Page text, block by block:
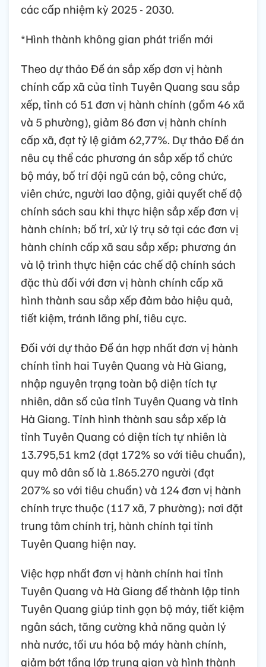
các cấp nhiệm kỳ 2025 - 2030.
*Hình thành không gian phát triển mới
Theo dự thảo Đề án sắp xếp đơn vị hành
chính cấp xã của tỉnh Tuyên Quang sau sắp
xếp, tỉnh có 51 đơn vị hành chính (gồm 46 xã
và 5 phường), giảm 86 đơn vị hành chính
cấp xã, đạt tỷ lệ giảm 62,77%. Dự thảo Đề án
nêu cụ thể các phương án sắp xếp tổ chức
bộ máy, bố trí đội ngũ cán bộ, công chức,
viên chức, người lao động, giải quyết chế độ
chính sách sau khi thực hiện sắp xếp đơn vị
hành chính; bố trí, xử lý trụ sở tại các đơn vị
hành chính cấp xã sau sắp xếp; phương án
và lộ trình thực hiện các chế độ chính sách
đặc thù đối với đơn vị hành chính cấp xã
hình thành sau sắp xếp đảm bảo hiệu quả,
tiết kiệm, tránh lãng phí, tiêu cực.
Đối với dự thảo Đề án hợp nhất đơn vị hành
chính tỉnh hai Tuyên Quang và Hà Giang,
nhập nguyên trạng toàn bộ diện tích tự
nhiên, dân số của tỉnh Tuyên Quang và tỉnh
Hà Giang. Tỉnh hình thành sau sắp xếp là
tỉnh Tuyên Quang có diện tích tự nhiên là
13.795,51 km2 (đạt 172% so với tiêu chuẩn),
quy mô dân số là 1.865.270 người (đạt
207% so với tiêu chuẩn) và 124 đơn vị hành
chính trực thuộc (117 xã, 7 phường); nơi đặt
trung tâm chính trị, hành chính tại tỉnh
Tuyên Quang hiện nay.
Việc hợp nhất đơn vị hành chính hai tỉnh
Tuyên Quang và Hà Giang để thành lập tỉnh
Tuyên Quang giúp tinh gọn bộ máy, tiết kiệm
ngân sách, tăng cường khả năng quản lý
nhà nước, tối ưu hóa bộ máy hành chính,
giảm bớt tầng lớp trung gian và hình thành